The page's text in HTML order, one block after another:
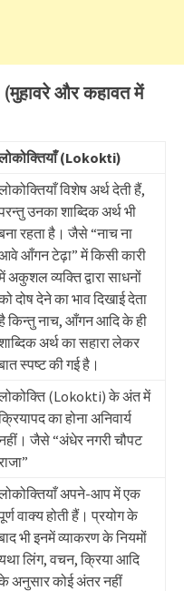
(मुहावरे और कहावत में
(Lokokti)
विशेष अर्थ देती हैं,
उनका शाब्दिक अर्थ भी
रहता है। जैसे “नाच ना
आँगन टेढ़ा” में किसी कारी
अकुशल व्यक्ति द्वारा साधनों
दोष देने का भाव दिखाई देता
किन्तु नाच, आँगन आदि के ही
अर्थ का सहारा लेकर
स्पष्ट की गई है।
(Lokokti) के अंत में
का होना अनिवार्य
जैसे “अंधेर नगरी चौपट
अपने-आप में एक
वाक्य होती हैं। प्रयोग के
भी इनमें व्याकरण के नियमों
लिंग, वचन, क्रिया आदि
अनुसार कोई अंतर नहीं